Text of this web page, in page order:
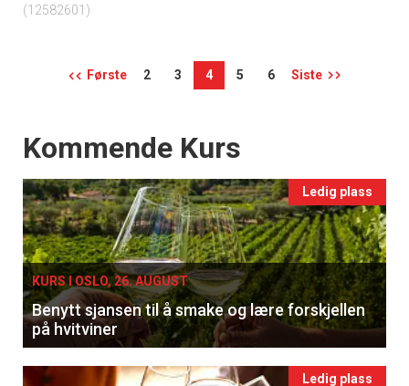
(12582601)
Første 2 3 4 5 6 Siste
Events
Kommende Kurs
Ledig plass
KURS I OSLO, 26. AUGUST
Benytt sjansen til å smake og lære forskjellen
på hvitviner
Ledig plass